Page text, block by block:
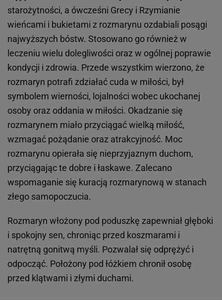
starożytności, a ówcześni Grecy i Rzymianie
wieńcami i bukietami z rozmarynu ozdabiali posągi
najwyższych bóstw. Stosowano go również w
leczeniu wielu dolegliwości oraz w ogólnej poprawie
kondycji i zdrowia. Przede wszystkim wierzono, że
rozmaryn potrafi zdziałać cuda w miłości, był
symbolem wierności, lojalności wobec ukochanej
osoby oraz oddania w miłości. Okadzanie się
rozmarynem miało przyciągać wielką miłość,
wzmagać pożądanie oraz atrakcyjność. Moc
rozmarynu opierała się nieprzyjaznym duchom,
przyciągając te dobre i łaskawe. Zalecano
wspomaganie się kuracją rozmarynową w stanach
złego samopoczucia.
Rozmaryn włożony pod poduszkę zapewniał głęboki
i spokojny sen, chroniąc przed koszmarami i
natrętną gonitwą myśli. Pozwalał się odprężyć i
odpocząć. Położony pod łóżkiem chronił osobę
przed klątwami i złymi duchami.